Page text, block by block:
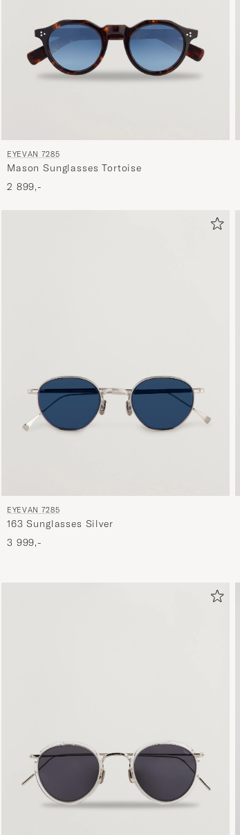
EYEVAN 7285
Mason Sunglasses Tortoise
2 899,-
EYEVAN 7285
163 Sunglasses Silver
3 999,-